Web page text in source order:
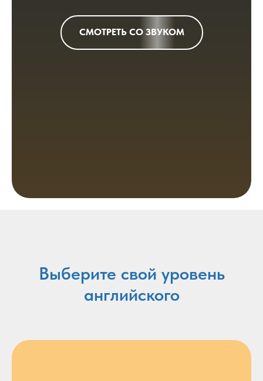
СМОТРЕТЬ СО ЗВУКОМ
Выберите свой уровень
английского